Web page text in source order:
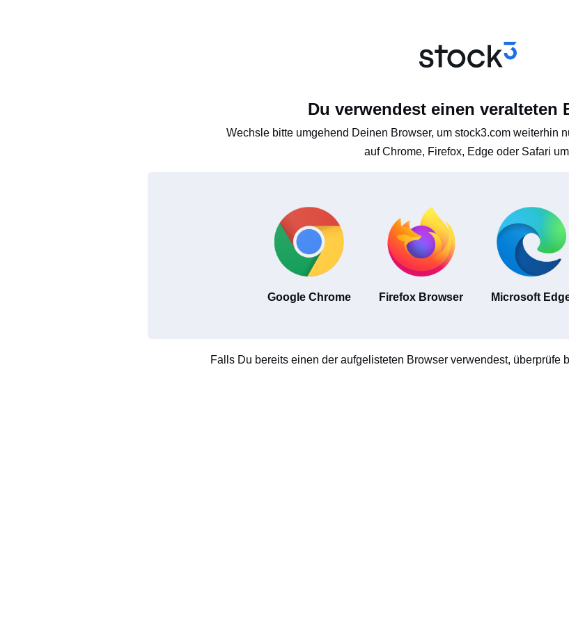
Du verwendest einen veralteten
Wechsle bitte umgehend Deinen Browser, um stock3.com weiterhin
auf Chrome, Firefox, Edge oder Safari
Google Chrome Firefox Browser Microsoft
Falls Du bereits einen der aufgelisteten Browser verwendest, überprüfe